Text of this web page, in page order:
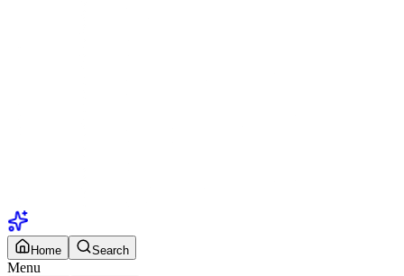
Home Search
Menu